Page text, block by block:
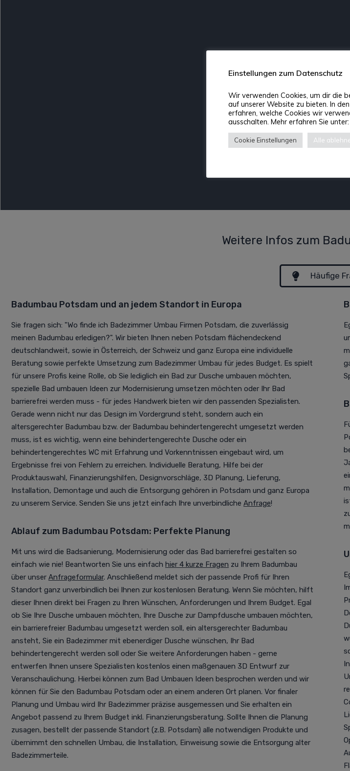
Weitere Infos zum
Häufige
Badumbau Potsdam und an jedem Standort in Europa
Sie fragen sich: "Wo finde ich Badezimmer Umbau Firmen Potsdam, die zuverlässig
meinen Badumbau erledigen?". Wir bieten Ihnen neben Potsdam flächendeckend
deutschlandweit, sowie in Österreich, der Schweiz und ganz Europa eine individuelle
Beratung sowie perfekte Umsetzung zum Badezimmer Umbau für jedes Budget. Es spielt
für unsere Profis keine Rolle, ob Sie lediglich ein Bad zur Dusche umbauen möchten,
spezielle Bad umbauen Ideen zur Modernisierung umsetzen möchten oder Ihr Bad
barrierefrei werden muss - für jedes Handwerk bieten wir den passenden Spezialisten.
Gerade wenn nicht nur das Design im Vordergrund steht, sondern auch ein
altersgerechter Badumbau bzw. der Badumbau behindertengerecht umgesetzt werden
muss, ist es wichtig, wenn eine behindertengerechte Dusche oder ein
behindertengerechtes WC mit Erfahrung und Vorkenntnissen eingebaut wird, um
Ergebnisse frei von Fehlern zu erreichen. Individuelle Beratung, Hilfe bei der
Produktauswahl, Finanzierungshilfen, Designvorschläge, 3D Planung, Lieferung,
Installation, Demontage und auch die Entsorgung gehören in Potsdam und ganz Europa
zu unserem Service. Senden Sie uns jetzt einfach Ihre unverbindliche Anfrage!
Ablauf zum Badumbau Potsdam: Perfekte Planung
Mit uns wird die Badsanierung, Modernisierung oder das Bad barrierefrei gestalten so
einfach wie nie! Beantworten Sie uns einfach hier 4 kurze Fragen zu Ihrem Badumbau
über unser Anfrageformular. Anschließend meldet sich der passende Profi für Ihren
Standort ganz unverbindlich bei Ihnen zur kostenlosen Beratung. Wenn Sie möchten, hilft
dieser Ihnen direkt bei Fragen zu Ihren Wünschen, Anforderungen und Ihrem Budget. Egal
ob Sie Ihre Dusche umbauen möchten, Ihre Dusche zur Dampfdusche umbauen möchten,
ein barrierefreier Badumbau umgesetzt werden soll, ein altersgerechter Badumbau
ansteht, Sie ein Badezimmer mit ebenerdiger Dusche wünschen, Ihr Bad
behindertengerecht werden soll oder Sie weitere Anforderungen haben - gerne
entwerfen Ihnen unsere Spezialisten kostenlos einen maßgenauen 3D Entwurf zur
Veranschaulichung. Hierbei können zum Bad Umbauen Ideen besprochen werden und wir
können für Sie den Badumbau Potsdam oder an einem anderen Ort planen. Vor finaler
Planung und Umbau wird Ihr Badezimmer präzise ausgemessen und Sie erhalten ein
Angebot passend zu Ihrem Budget inkl. Finanzierungsberatung. Sollte Ihnen die Planung
zusagen, bestellt der passende Standort (z.B. Potsdam) alle notwendigen Produkte und
übernimmt den schnellen Umbau, die Installation, Einweisung sowie die Entsorgung alter
Badezimmerteile.
Einstellungen zum Datenschutz
Wir verwenden Cookies, um dir die
auf unserer Website zu bieten. In
erfahren, welche Cookies wir
ausschalten. Mehr erfahren Sie unter:
Cookie Einstellungen Alle